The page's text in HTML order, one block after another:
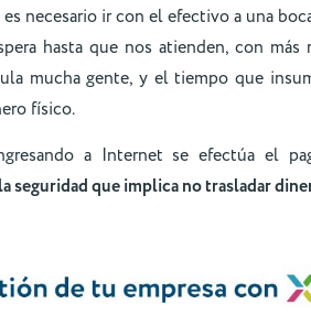
necesario ir con el efectivo a una
hasta que nos atienden, con más
mucha gente, y el tiempo que
físico.
a Internet se efectúa el
seguridad que implica no trasladar